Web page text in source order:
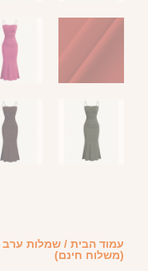
עמוד הבית / שמלות ערב
(משלוח חינם)